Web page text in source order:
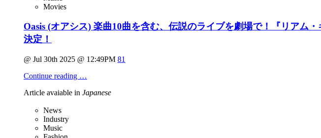
Movies
Oasis (オアシス) 楽曲10曲を含む、伝説のライブを劇場で！『リアム
決定！
@ Jul 30th 2025 @ 12:49PM 81
Continue reading …
Article avaiable in Japanese
News
Industry
Music